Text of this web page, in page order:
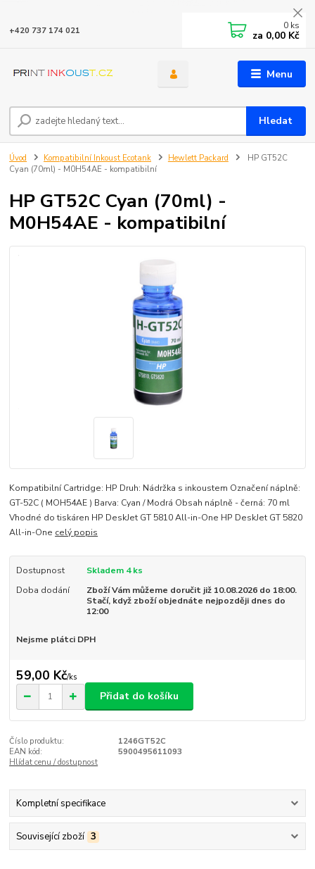
Menu
Hledat
+420 737 174 021 0 ks
za 0,00 Kč
Úvod Kompatibilní Inkoust Ecotank Hewlett Packard
HP GT52C
Cyan (70ml) - M0H54AE - kompatibilní
HP GT52C Cyan (70ml) -
M0H54AE - kompatibilní
Kompatibilní Cartridge: HP Druh: Nádržka s inkoustem Označení náplně:
GT-52C ( MOH54AE ) Barva: Cyan / Modrá Obsah náplně - černá: 70 ml
Vhodné do tiskáren HP DeskJet GT 5810 All-in-One HP DeskJet GT 5820
All-in-One celý popis
Dostupnost
Skladem 4 ks
Doba dodání
Zboží Vám můžeme doručit již 10.08.2026 do 18:00.
Stačí, když zboží objednáte nejpozději dnes do
12:00
Nejsme plátci DPH
59,00 Kč/ks
Přidat do košíku
Číslo produktu:
1246GT52C
EAN kód:
5900495611093
Hlídat cenu / dostupnost
Kompletní specifikace
Související zboží 3